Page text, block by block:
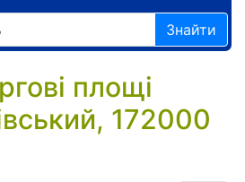
Знайти
площі
172000